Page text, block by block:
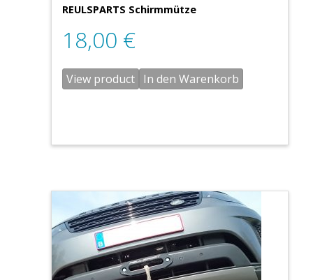
REULSPARTS Schirmmütze
18,00 €
View product In den Warenkorb